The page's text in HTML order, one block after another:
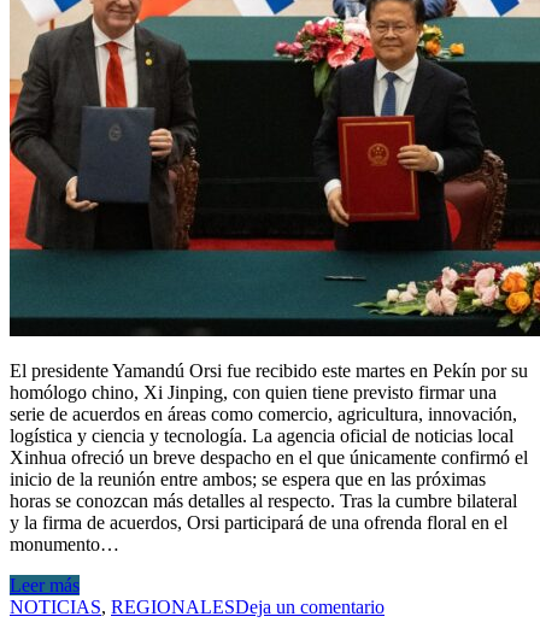
El presidente Yamandú Orsi fue recibido este martes en Pekín por su
homólogo chino, Xi Jinping, con quien tiene previsto firmar una
serie de acuerdos en áreas como comercio, agricultura, innovación,
logística y ciencia y tecnología. La agencia oficial de noticias local
Xinhua ofreció un breve despacho en el que únicamente confirmó el
inicio de la reunión entre ambos; se espera que en las próximas
horas se conozcan más detalles al respecto. Tras la cumbre bilateral
y la firma de acuerdos, Orsi participará de una ofrenda floral en el
monumento…
Leer más
NOTICIAS, REGIONALESDeja un comentario